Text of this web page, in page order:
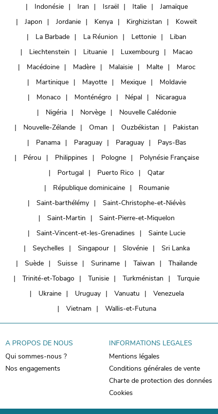
Indonésie
Iran Israël Italie
Jamaïque
Japon
Jordanie Kenya Kirghizistan
Koweït
La Barbade
La Réunion Lettonie
Liban
Liechtenstein
Lituanie Luxembourg
Macao
Macédoine
Madère Malaisie Malte
Maroc
Martinique
Mayotte Mexique
Moldavie
Monaco
Monténégro Népal
Nicaragua
Nigéria
Norvège
Nouvelle Calédonie
Nouvelle-Zélande
Oman Ouzbékistan
Pakistan
Panama
Paraguay Paraguay
Pays-Bas
Pérou
Philippines Pologne
Polynésie Française
Portugal
Puerto Rico
Qatar
République dominicaine
Roumanie
Saint-barthélémy
Saint-Christophe-et-Niévès
Saint-Martin
Saint-Pierre-et-Miquelon
Saint-Vincent-et-les-Grenadines
Sainte Lucie
Seychelles
Singapour Slovénie
Sri Lanka
Suède
Suisse Suriname Taïwan
Thaïlande
Trinité-et-Tobago
Tunisie Turkménistan
Turquie
Ukraine
Uruguay Vanuatu
Venezuela
Vietnam
Wallis-et-Futuna
A PROPOS DE NOUS
Qui sommes-nous ?
Nos engagements
INFORMATIONS LEGALES
Mentions légales
Conditions générales de vente
Charte de protection des données
Cookies